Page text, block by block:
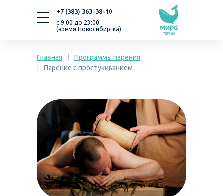
с 9:00 до 23:00
(время Новосибирска)
+7 (383) 363-38-10
Главная
Парение с простукиванием
Программы парения